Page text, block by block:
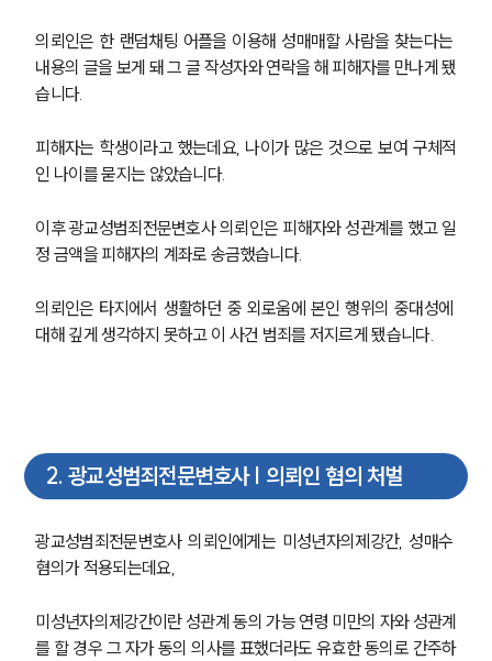
의뢰인은 한 랜덤채팅 어플을 이용해 성매매할 사람을 찾는다는
내용의 글을 보게 돼 그 글 작성자와 연락을 해 피해자를 만나게 됐
습니다.
피해자는 학생이라고 했는데요, 나이가 많은 것으로 보여 구체적
인 나이를 묻지는 않았습니다.
이후 광교성범죄전문변호사 의뢰인은 피해자와 성관계를 했고 일
정 금액을 피해자의 계좌로 송금했습니다.
의뢰인은 타지에서 생활하던 중 외로움에 본인 행위의 중대성에
대해 깊게 생각하지 못하고 이 사건 범죄를 저지르게 됐습니다.
2. 광교성범죄전문변호사 | 의뢰인 혐의 처벌
광교성범죄전문변호사 의뢰인에게는 미성년자의제강간, 성매수
혐의가 적용되는데요,
미성년자의제강간이란 성관계 동의 가능 연령 미만의 자와 성관계
를 할 경우 그 자가 동의 의사를 표했더라도 유효한 동의로 간주하